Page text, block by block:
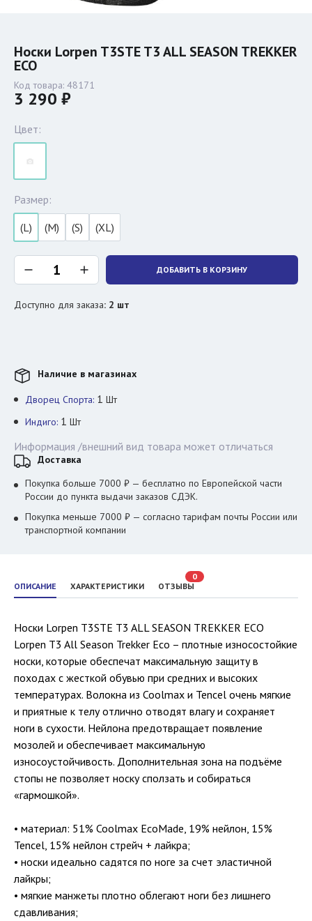
Носки Lorpen T3STE T3 ALL SEASON TREKKER
ECO
Код товара: 48171
3 290 ₽
Цвет:
Размер:
(L)
(M) (S) (XL)
ДОБАВИТЬ В КОРЗИНУ
Доступно для заказа: 2 шт
ОПИСАНИЕ ХАРАКТЕРИСТИКИ ОТЗЫВЫ
0
Носки Lorpen T3STE T3 ALL SEASON TREKKER ECO
Lorpen T3 All Season Trekker Eco – плотные износостойкие
носки, которые обеспечат максимальную защиту в
походах с жесткой обувью при средних и высоких
температурах. Волокна из Coolmax и Tencel очень мягкие
и приятные к телу отлично отводят влагу и сохраняет
ноги в сухости. Нейлона предотвращает появление
мозолей и обеспечивает максимальную
износоустойчивость. Дополнительная зона на подъёме
стопы не позволяет носку сползать и собираться
«гармошкой».
• материал: 51% Coolmax EcoMade, 19% нейлон, 15%
Tencel, 15% нейлон стрейч + лайкра;
• носки идеально садятся по ноге за счет эластичной
лайкры;
• мягкие манжеты плотно облегают ноги без лишнего
сдавливания;
Наличие в магазинах
Дворец Спорта: 1 Шт
Индиго: 1 Шт
Информация /внешний вид товара может отличаться
Доставка
Покупка больше 7000 ₽ — бесплатно по Европейской части
России до пункта выдачи заказов СДЭК.
Покупка меньше 7000 ₽ — согласно тарифам почты России или
транспортной компании